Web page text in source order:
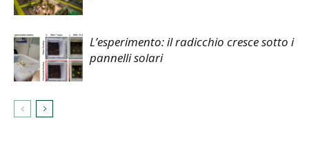
L’esperimento: il radicchio cresce sotto i
pannelli solari